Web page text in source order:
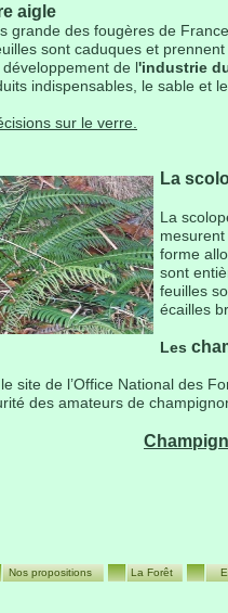
aigle
grande des fougères de
sont caduques et
de l'industrie
indispensables, le sable et le
sur le verre.
La
La
forme
sont
feuilles
écailles
Les
site de l’Office National des
des amateurs de
Nos propositions La Forêt